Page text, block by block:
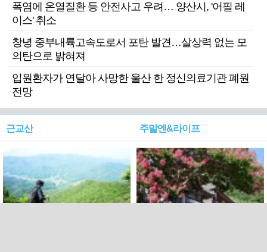
폭염에 온열질환 등 안전사고 우려… 양산시, '어필 레
이스' 취소
창녕 중부내륙고속도로서 포탄 발견…살상력 없는 모
의탄으로 밝혀져
입원환자가 연달아 사망한 울산 한 정신의료기관 폐원
전망
근교산 주말엔&라이프